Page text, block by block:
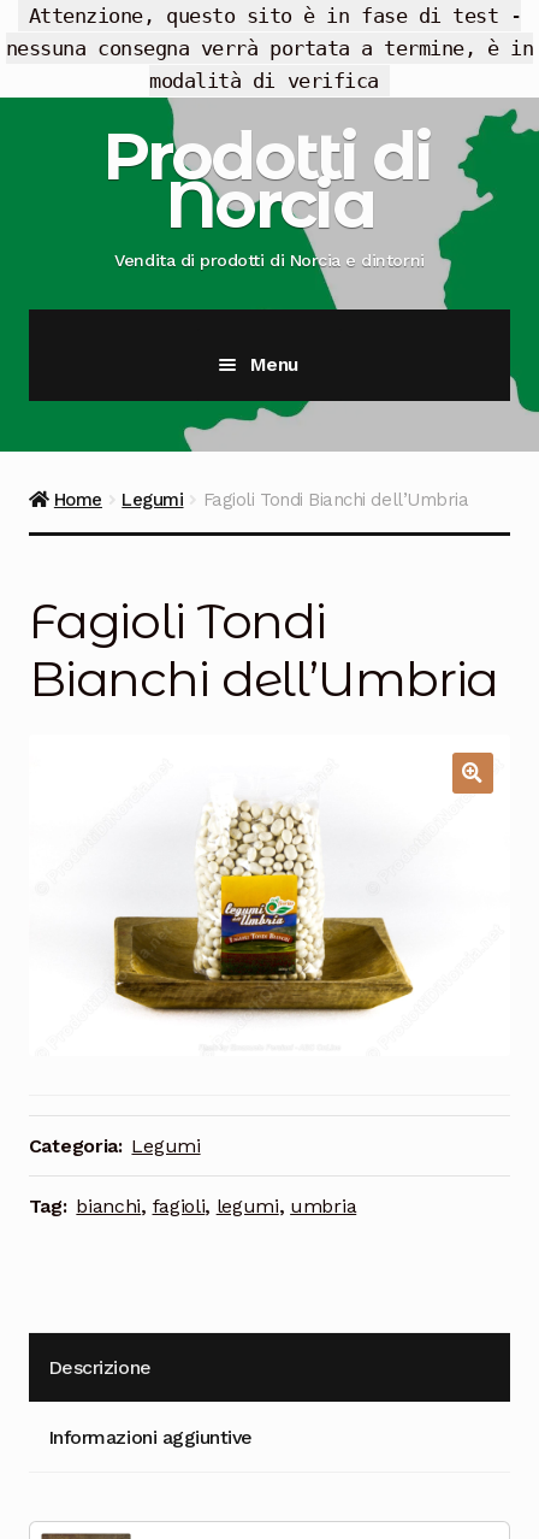
Attenzione, questo sito è in fase di test -
nessuna consegna verrà portata a termine, è in
modalità di verifica
navigazione
contenutoProdotti di
Norcia
Vendita di prodotti di Norcia e dintorni
Menu
Salumi
Formaggi
Birra e Vino
Zafferano
Home Legumi Fagioli Tondi Bianchi dell’Umbria
Fagioli Tondi
Bianchi dell’Umbria
Categoria: Legumi
Tag: bianchi, fagioli, legumi, umbria
Descrizione
Informazioni aggiuntive